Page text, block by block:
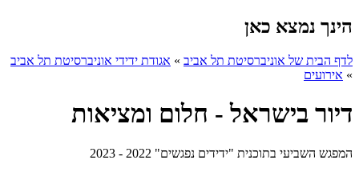
הינך נמצא כאן
לדף הבית של אוניברסיטת תל אביב » אגודת ידידי אוניברסיטת תל אביב
» אירועים
דיור בישראל - חלום ומציאות
המפגש השביעי בתוכנית "ידידים נפגשים" 2022 - 2023